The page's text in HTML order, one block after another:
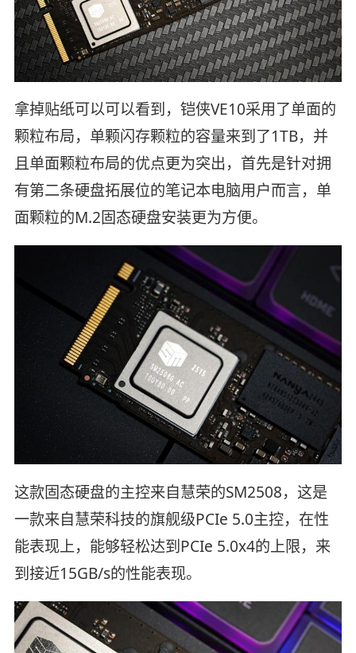
拿掉贴纸可以可以看到，铠侠VE10采用了单面的
颗粒布局，单颗闪存颗粒的容量来到了1TB，并
且单面颗粒布局的优点更为突出，首先是针对拥
有第二条硬盘拓展位的笔记本电脑用户而言，单
面颗粒的M.2固态硬盘安装更为方便。
这款固态硬盘的主控来自慧荣的SM2508，这是
一款来自慧荣科技的旗舰级PCIe 5.0主控，在性
能表现上，能够轻松达到PCIe 5.0x4的上限，来
到接近15GB/s的性能表现。